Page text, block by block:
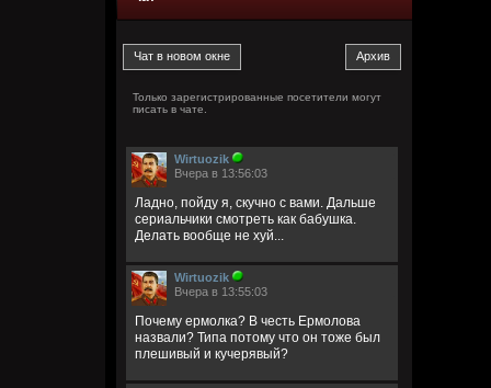
Только зарегистрированные посетители могут
писать в чате.
Wirtuozik
Вчера в 13:56:03
Ладно, пойду я, скучно с вами. Дальше
сериальчики смотреть как бабушка.
Делать вообще не хуй...
Wirtuozik
Вчера в 13:55:03
Почему ермолка? В честь Ермолова
назвали? Типа потому что он тоже был
плешивый и кучерявый?